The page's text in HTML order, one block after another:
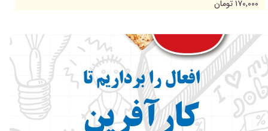
۱۷۰,۰۰۰ تومان